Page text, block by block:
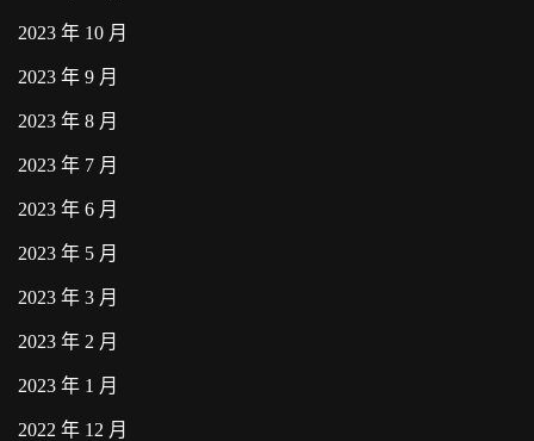
2023 年 10 月
2023 年 9 月
2023 年 8 月
2023 年 7 月
2023 年 6 月
2023 年 5 月
2023 年 3 月
2023 年 2 月
2023 年 1 月
2022 年 12 月